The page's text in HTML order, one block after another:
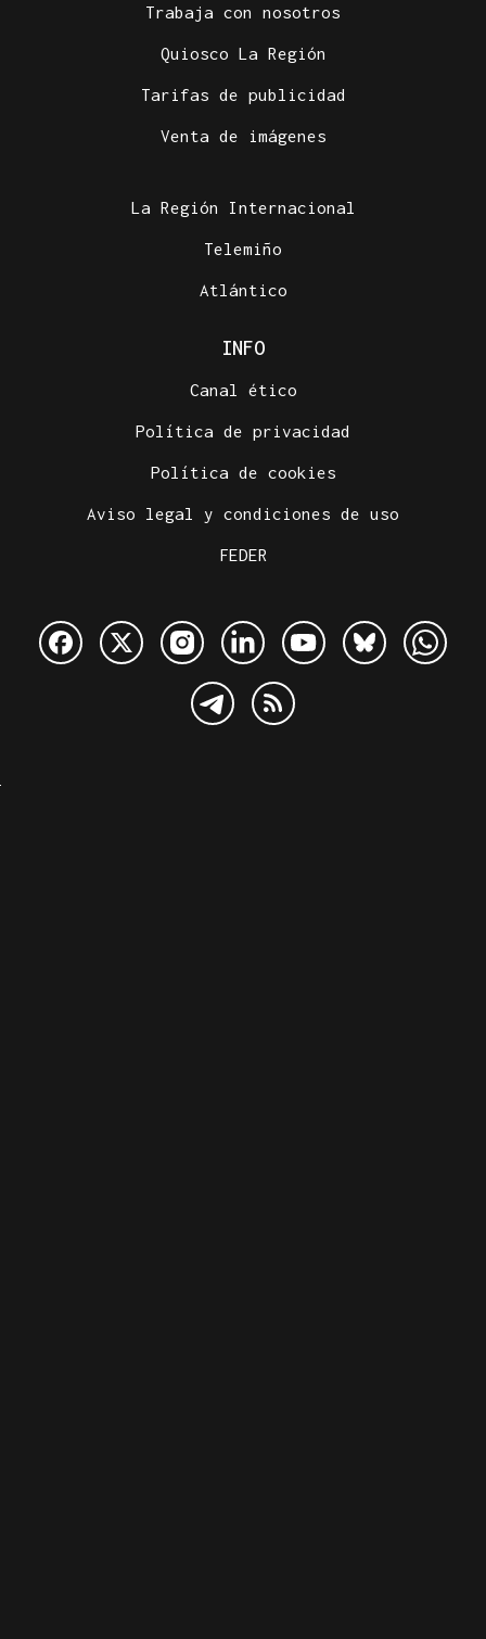
Trabaja con nosotros
Quiosco La Región
Tarifas de publicidad
Venta de imágenes
La Región Internacional
Telemiño
Atlántico
INFO
Canal ético
Política de privacidad
Política de cookies
Aviso legal y condiciones de uso
FEDER